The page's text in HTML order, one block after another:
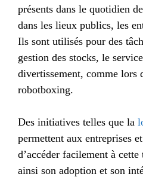
présents dans le quotidien
dans les lieux publics, les
Ils sont utilisés pour des
gestion des stocks, le
divertissement, comme lors
robotboxing.
Des initiatives telles que la
permettent aux entreprises
d’accéder facilement à
ainsi son adoption et son